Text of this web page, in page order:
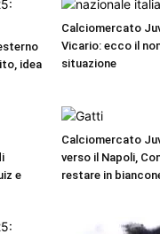
idea
Calciomercato
Vicario: ecco il
situazione
e
Calciomercato
verso il Napoli,
restare in